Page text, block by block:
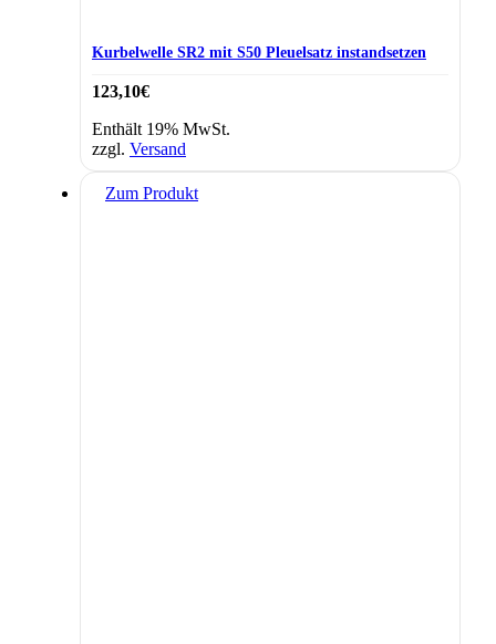
Kurbelwelle SR2 mit S50 Pleuelsatz instandsetzen
123,10€
Enthält 19% MwSt.
zzgl. Versand
Zum Produkt